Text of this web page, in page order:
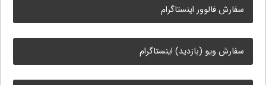
سفارش فالوور اینستاگرام
سفارش ویو (بازدید) اینستاگرام